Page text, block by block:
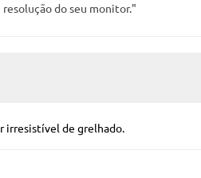
do seu monitor."
irresistível de grelhado.